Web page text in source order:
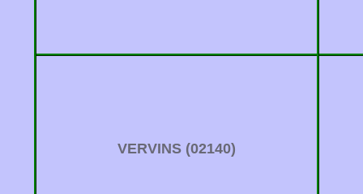
VERVINS (02140)